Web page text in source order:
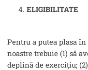
ELIGIBILITATE
Pentru a putea plasa
noastre trebuie (1) să
deplină de exercițiu;